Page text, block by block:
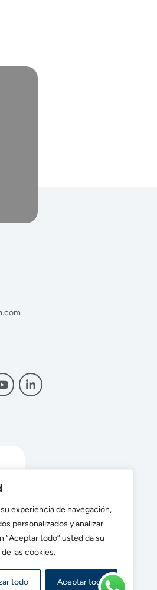
experiencia de navegación,
personalizados y analizar
“Aceptar todo” usted da su
las cookies.
todo Aceptar todo